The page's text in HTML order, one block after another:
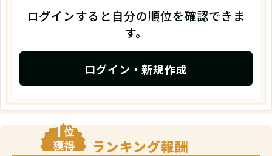
ログインすると自分の順位を確認できま
す。
ログイン・新規作成
ランキング報酬
1位
獲得